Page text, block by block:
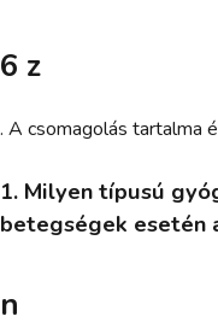
6 z
. A csomagolás tartalma
1. Milyen típusú
betegségek esetén
n